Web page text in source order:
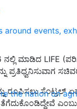
around events,
the nation on
ನಲ್ಲಿ ಮಾಡಿದ LIFE
ರೂಪಿಸಲು ಸೆಂಟ್ರಲ್
ತೆಗೆದುಕೊಂಡಿದ್ದೇವೆ